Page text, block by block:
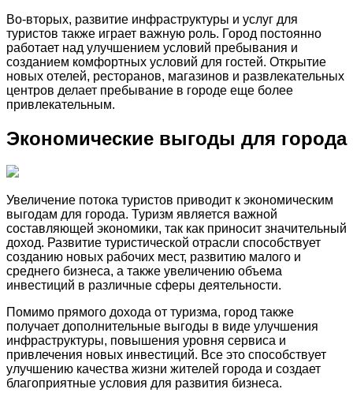
Во-вторых, развитие инфраструктуры и услуг для
туристов также играет важную роль. Город постоянно
работает над улучшением условий пребывания и
созданием комфортных условий для гостей. Открытие
новых отелей, ресторанов, магазинов и развлекательных
центров делает пребывание в городе еще более
привлекательным.
Экономические выгоды для города
Увеличение потока туристов приводит к экономическим
выгодам для города. Туризм является важной
составляющей экономики, так как приносит значительный
доход. Развитие туристической отрасли способствует
созданию новых рабочих мест, развитию малого и
среднего бизнеса, а также увеличению объема
инвестиций в различные сферы деятельности.
Помимо прямого дохода от туризма, город также
получает дополнительные выгоды в виде улучшения
инфраструктуры, повышения уровня сервиса и
привлечения новых инвестиций. Все это способствует
улучшению качества жизни жителей города и создает
благоприятные условия для развития бизнеса.